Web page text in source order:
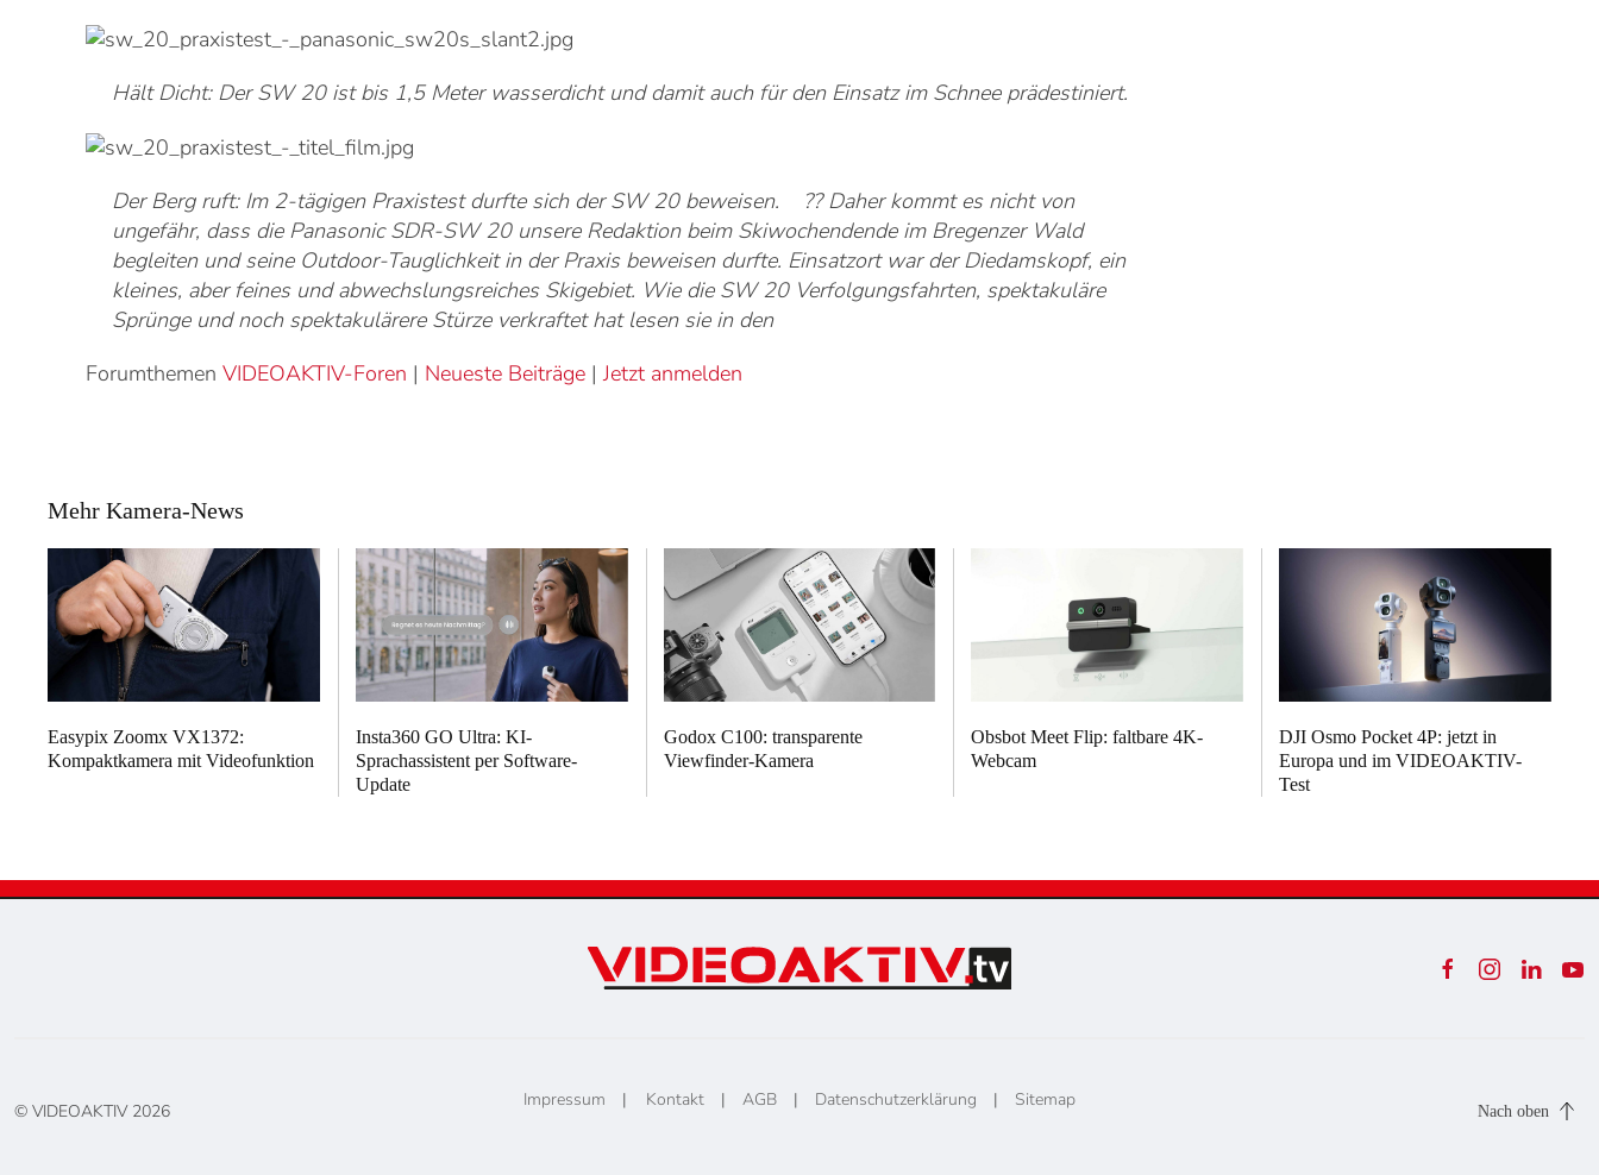
Hält Dicht: Der SW 20 ist bis 1,5 Meter wasserdicht und damit auch für den Einsatz im Schnee prädestiniert.
Der Berg ruft: Im 2-tägigen Praxistest durfte sich der SW 20 beweisen. ?? Daher kommt es nicht von
ungefähr, dass die Panasonic SDR-SW 20 unsere Redaktion beim Skiwochendende im Bregenzer Wald
begleiten und seine Outdoor-Tauglichkeit in der Praxis beweisen durfte. Einsatzort war der Diedamskopf, ein
kleines, aber feines und abwechslungsreiches Skigebiet. Wie die SW 20 Verfolgungsfahrten, spektakuläre
Sprünge und noch spektakulärere Stürze verkraftet hat lesen sie in den
Forumthemen VIDEOAKTIV-Foren | Neueste Beiträge |Jetzt anmelden
Mehr Kamera-News
Easypix Zoomx VX1372:
Kompaktkamera mit Videofunktion
Insta360 GO Ultra: KI-
Sprachassistent per Software-
Update
Godox C100: transparente
Viewfinder-Kamera
Obsbot Meet Flip: faltbare 4K-
Webcam
DJI Osmo Pocket 4P: jetzt in
Europa und im VIDEOAKTIV-
Test
© VIDEOAKTIV 2026
Impressum | Kontakt | AGB | Datenschutzerklärung | Sitemap
Nach oben